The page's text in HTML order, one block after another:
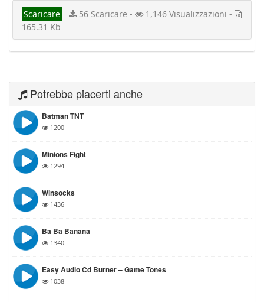
Scaricare 56 Scaricare -
1,146 Visualizzazioni -
165.31 Kb
Potrebbe piacerti anche
Batman TNT
1200
Minions Fight
1294
Winsocks
1436
Ba Ba Banana
1340
Easy Audio Cd Burner – Game Tones
1038